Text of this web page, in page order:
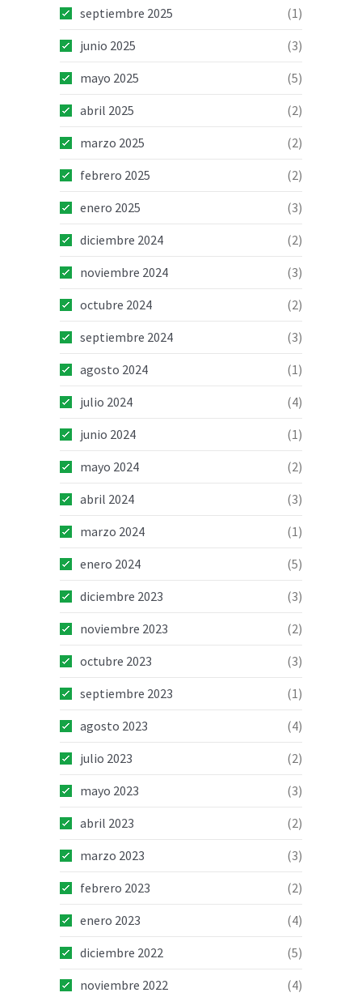
septiembre 2025
(1)
junio 2025
(3)
mayo 2025
(5)
abril 2025
(2)
marzo 2025
(2)
febrero 2025
(2)
enero 2025
(3)
diciembre 2024
(2)
noviembre 2024
(3)
octubre 2024
(2)
septiembre 2024
(3)
agosto 2024
(1)
julio 2024
(4)
junio 2024
(1)
mayo 2024
(2)
abril 2024
(3)
marzo 2024
(1)
enero 2024
(5)
diciembre 2023
(3)
noviembre 2023
(2)
octubre 2023
(3)
septiembre 2023
(1)
agosto 2023
(4)
julio 2023
(2)
mayo 2023
(3)
abril 2023
(2)
marzo 2023
(3)
febrero 2023
(2)
enero 2023
(4)
diciembre 2022
(5)
noviembre 2022
(4)